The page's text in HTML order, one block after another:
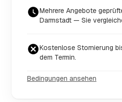
Mehrere Angebote
Darmstadt — Sie
Kostenlose Stornierung
dem Termin.
Bedingungen ansehen